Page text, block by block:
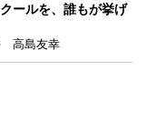
ールを、誰もが挙げ
高島友幸